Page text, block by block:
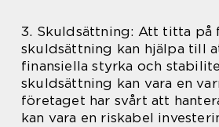
3. Skuldsättning: Att titta på
skuldsättning kan hjälpa till
finansiella styrka och
skuldsättning kan vara en
företaget har svårt att
kan vara en riskabel